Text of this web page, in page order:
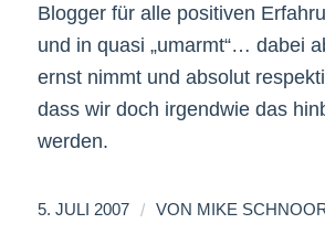
Blogger für alle positiven
und in quasi „umarmt“… dabei
ernst nimmt und absolut
dass wir doch irgendwie das
werden.
5. JULI 2007 / VON MIKE